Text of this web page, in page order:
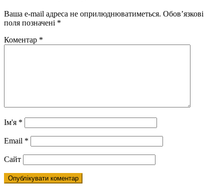
Ваша e-mail адреса не оприлюднюватиметься. Обов’язкові
поля позначені *
Коментар *
Ім'я *
Email *
Сайт